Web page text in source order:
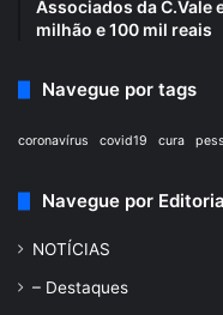
Associados da C.Vale
milhão e 100 mil reais
Navegue por tags
coronavírus covid19 cura
Navegue por Editoria
NOTÍCIAS
– Destaques